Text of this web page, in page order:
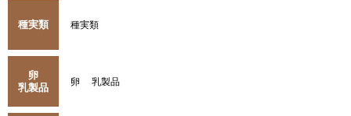
種実類 種実類
卵
乳製品
卵 乳製品